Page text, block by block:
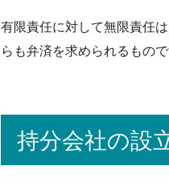
有限責任に対して無限責任
らも弁済を求められるもので
持分会社の設